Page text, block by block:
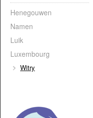
Henegouwen
Namen
Luik
Luxembourg
Witry